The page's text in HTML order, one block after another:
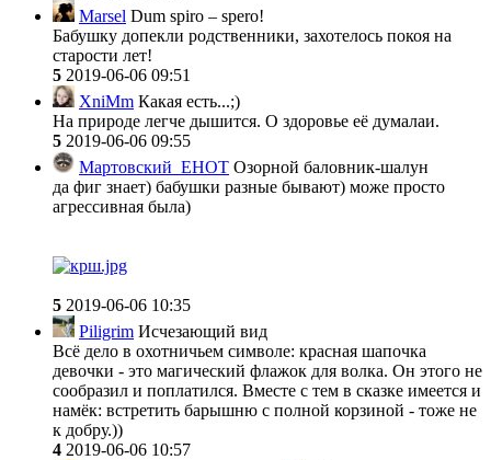
Marsel Dum spiro – spero!
Бабушку допекли родственники, захотелось покоя на
старости лет!
5 2019-06-06 09:51
XniMm Какая есть...;)
На природе легче дышится. О здоровье её думалаи.
5 2019-06-06 09:55
Мартовский_ЕНОТ Озорной баловник-шалун
да фиг знает) бабушки разные бывают) може просто
агрессивная была)
5 2019-06-06 10:35
Piligrim Исчезающий вид
Всё дело в охотничьем символе: красная шапочка
девочки - это магический флажок для волка. Он этого не
сообразил и поплатился. Вместе с тем в сказке имеется и
намёк: встретить барышню с полной корзиной - тоже не
к добру.))
4 2019-06-06 10:57